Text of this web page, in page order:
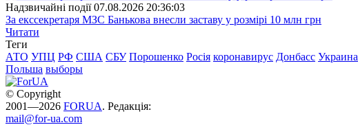
Надзвичайні події 07.08.2026 20:36:03
За екссекретаря МЗС Банькова внесли заставу у розмірі 10 млн грн
Читати
Теги
АТО УПЦ РФ США СБУ Порошенко Росія коронавирус Донбасс Украина
Польша выборы
© Copyright
2001—2026 FORUA. Редакція:
mail@for-ua.com